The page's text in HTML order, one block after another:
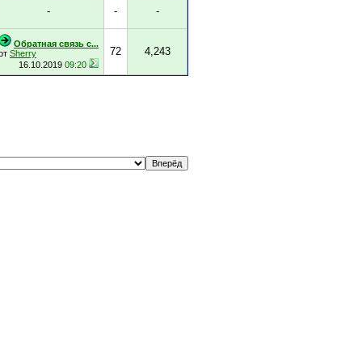
- - -
Обратная связь с...
Sherry
16.10.2019 09:20
72 4,243